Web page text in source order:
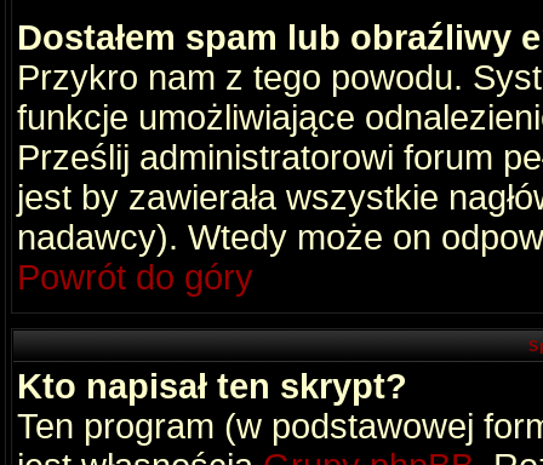
Dostałem spam lub obraźliwy
Przykro nam z tego powodu.
funkcje umożliwiające
Prześlij administratorowi forum
jest by zawierała wszystkie
nadawcy). Wtedy może on
Powrót do góry
Kto napisał ten skrypt?
Ten program (w podstawowej